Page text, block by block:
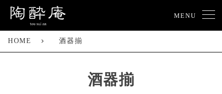
MENU
HOME 酒器揃
酒器揃